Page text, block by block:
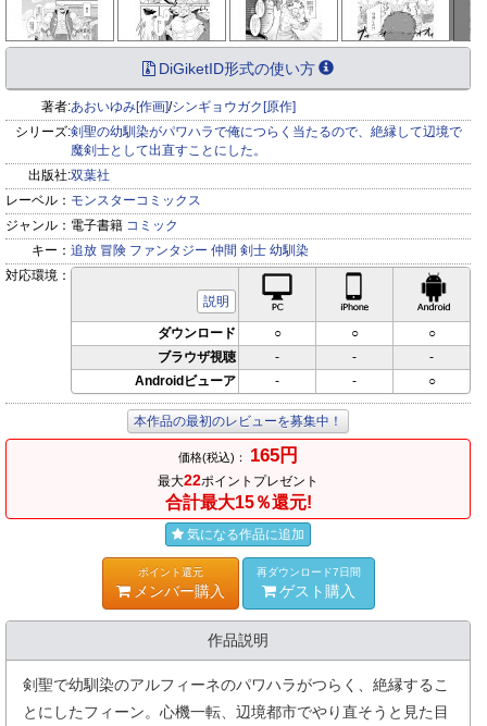
DiGiketID形式の使い方
著者:あおいゆみ[作画]/シンギョウガク[原作]
シリーズ:剣聖の幼馴染がパワハラで俺につらく当たるので、絶縁して辺境で
魔剣士として出直すことにした。
出版社:双葉社
レーベル： モンスターコミックス
ジャンル： 電子書籍 コミック
キー： 追放 冒険 ファンタジー 仲間 剣士 幼馴染
対応環境：
説明
iPhone対応
ダウンロード ○ ○
○
ブラウザ視聴
- -
-
Androidビューア
- - ○
本作品の最初のレビューを募集中！
価格(税込)： 165円
最大22ポイントプレゼント
合計最大15％還元!
気になる作品に追加
ポイント還元
メンバー購入
再ダウンロード7日間
ゲスト購入
作品説明
剣聖で幼馴染のアルフィーネのパワハラがつらく、絶縁するこ
とにしたフィーン。心機一転、辺境都市でやり直そうと見た目